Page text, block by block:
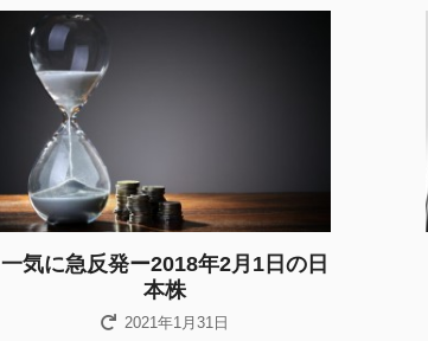
一気に急反発ー2018年2月1日の日
本株
2021年1月31日